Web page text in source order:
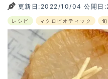
更新日:2022/10/04 公開
レシピ マクロビオティック 旬